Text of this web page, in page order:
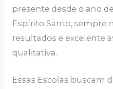
presente desde o ano
Espírito Santo, sempre
resultados e excelente
qualitativa.
Essas Escolas buscam